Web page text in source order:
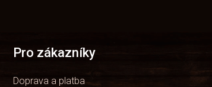
Pro zákazníky
Doprava a platba